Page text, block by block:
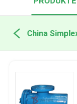
China